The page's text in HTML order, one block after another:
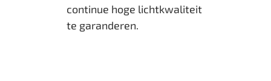
continue hoge lichtkwaliteit
te garanderen.